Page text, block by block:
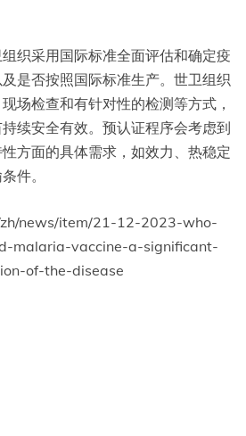
织采用国际标准全面评估和确定疫
是否按照国际标准生产。世卫组织
场检查和有针对性的检测等方式，
续安全有效。预认证程序会考虑到
方面的具体需求，如效力、热稳定
件。
news/item/21-12-2023-who-
malaria-vaccine-a-significant-
of-the-disease